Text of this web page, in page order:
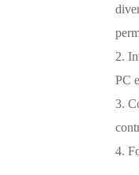
2.
PC
3.
4.